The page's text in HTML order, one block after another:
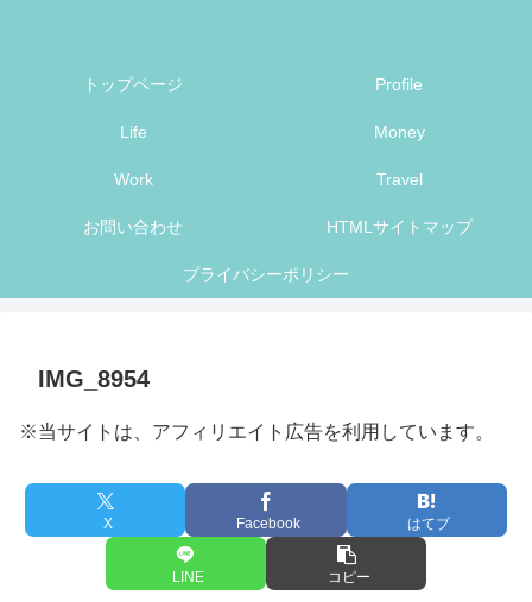
トップページ Profile
Life Money
Work Travel
お問い合わせ HTMLサイトマップ
プライバシーポリシー
IMG_8954
※当サイトは、アフィリエイト広告を利用しています。
X Facebook はてブ
LINE コピー